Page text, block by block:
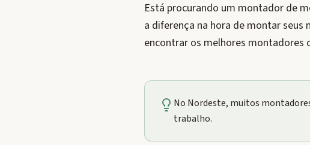
Está procurando um montador de
a diferença na hora de montar
encontrar os melhores montadores
No Nordeste, muitos
trabalho.